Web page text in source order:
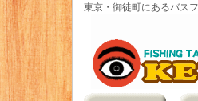
東京・御徒町にあるバス